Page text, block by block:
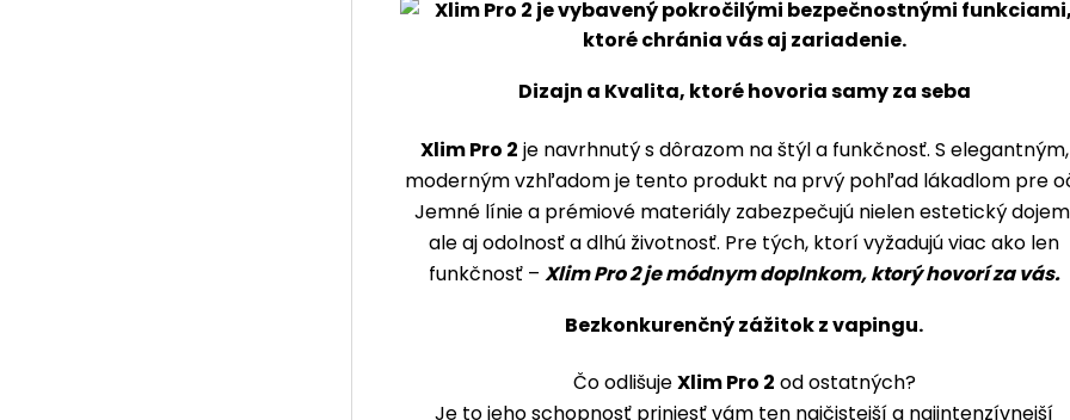
Dizajn a Kvalita, ktoré hovoria samy za seba
Xlim Pro 2 je navrhnutý s dôrazom na štýl a funkčnosť. S elegantným,
moderným vzhľadom je tento produkt na prvý pohľad lákadlom pre
Jemné línie a prémiové materiály zabezpečujú nielen estetický
ale aj odolnosť a dlhú životnosť. Pre tých, ktorí vyžadujú viac ako len
funkčnosť – Xlim Pro 2 je módnym doplnkom, ktorý hovorí za vás.
Bezkonkurenčný zážitok z vapingu.
Čo odlišujeXlim Pro 2 od ostatných?
Je to jeho schopnosť priniesť vám ten najčistejší a najintenzívnejší